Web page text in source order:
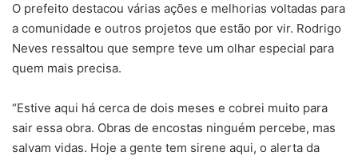
O prefeito destacou várias ações e melhorias voltadas para
a comunidade e outros projetos que estão por vir. Rodrigo
Neves ressaltou que sempre teve um olhar especial para
quem mais precisa.
“Estive aqui há cerca de dois meses e cobrei muito para
sair essa obra. Obras de encostas ninguém percebe, mas
salvam vidas. Hoje a gente tem sirene aqui, o alerta da